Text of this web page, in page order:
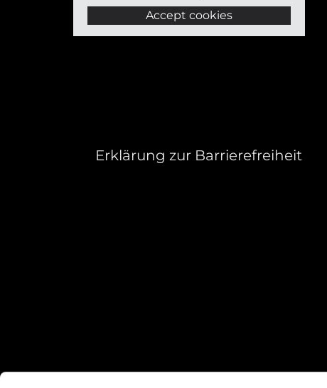
Accept cookies
Erklärung zur Barrierefreiheit